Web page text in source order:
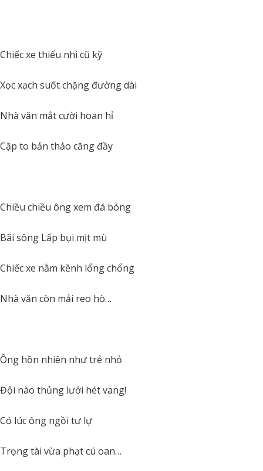
Chiếc xe thiếu nhi cũ kỹ
Xọc xạch suốt chặng đường dài
Nhà văn mắt cười hoan hỉ
Cặp to bản thảo căng đầy
Chiều chiều ông xem đá bóng
Bãi sông Lấp bụi mịt mù
Chiếc xe nằm kềnh lổng chổng
Nhà văn còn mải reo hò…
Ông hồn nhiên như trẻ nhỏ
Đội nào thủng lưới hét vang!
Có lúc ông ngồi tư lự
Trọng tài vừa phạt cú oan…